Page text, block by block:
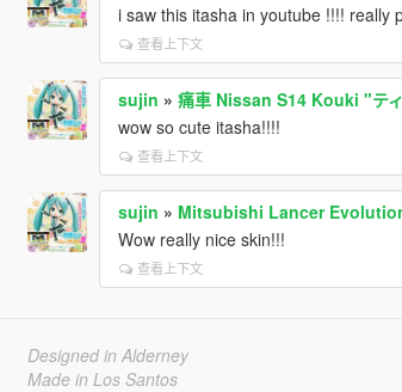
i saw this itasha in youtube !!!! really
查看上下文
sujin » 痛車 Nissan S14 Kouki "テ
wow so cute itasha!!!!
查看上下文
sujin » Mitsubishi Lancer
Wow really nice skin!!!
查看上下文
Designed in Alderney
Made in Los Santos